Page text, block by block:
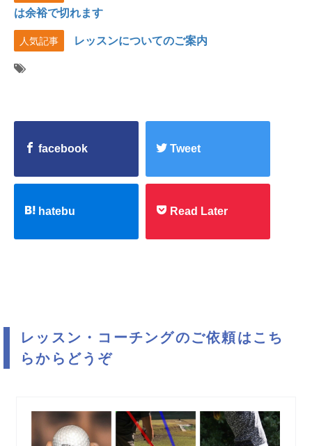
は余裕で切れます
人気記事 レッスンについてのご案内
facebook Tweet
hatebu Read Later
レッスン・コーチングのご依頼はこち
らからどうぞ